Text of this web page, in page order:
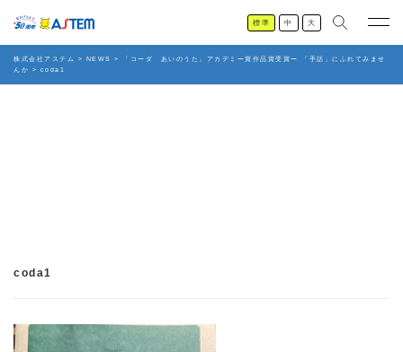
標準 中 大
株式会社アステム > NEWS >
「コーダ あいのうた」アカデミー賞作品賞受賞ー 「手話」にふれてみませ
んか
> coda1
coda1